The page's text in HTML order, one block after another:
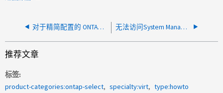
对于精简配置的 ONTAP Select ，空间回收不起作用 无法访问System Manager Web UI
推荐文章
标签
product-categories:ontap-select
specialty:virt type:howto